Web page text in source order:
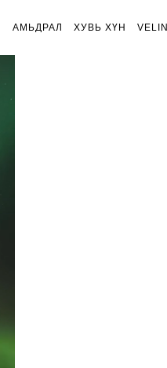
АМЬДРАЛ ХУВЬ ХҮН VELIN